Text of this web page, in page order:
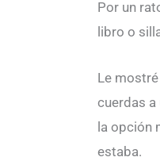
Por un
libro o
Le
cuerdas a
la opción
estaba.